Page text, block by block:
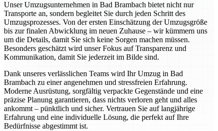
Unser Umzugsunternehmen in Bad Brambach bietet nicht nur
Transporte an, sondern begleitet Sie durch jeden Schritt des
Umzugsprozesses. Von der ersten Einschätzung der Umzugsgröße
bis zur finalen Abwicklung im neuen Zuhause – wir kümmern uns
um die Details, damit Sie sich keine Sorgen machen müssen.
Besonders geschätzt wird unser Fokus auf Transparenz und
Kommunikation, damit Sie jederzeit im Bilde sind.
Dank unseres verlässlichen Teams wird Ihr Umzug in Bad
Brambach zu einer angenehmen und stressfreien Erfahrung.
Moderne Ausrüstung, sorgfältig verpackte Gegenstände und eine
präzise Planung garantieren, dass nichts verloren geht und alles
ankommt – pünktlich und sicher. Vertrauen Sie auf langjährige
Erfahrung und eine individuelle Lösung, die perfekt auf Ihre
Bedürfnisse abgestimmt ist.